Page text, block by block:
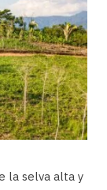
la selva alta y